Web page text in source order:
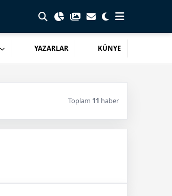
YAZARLAR KÜNYE
Toplam 11 haber